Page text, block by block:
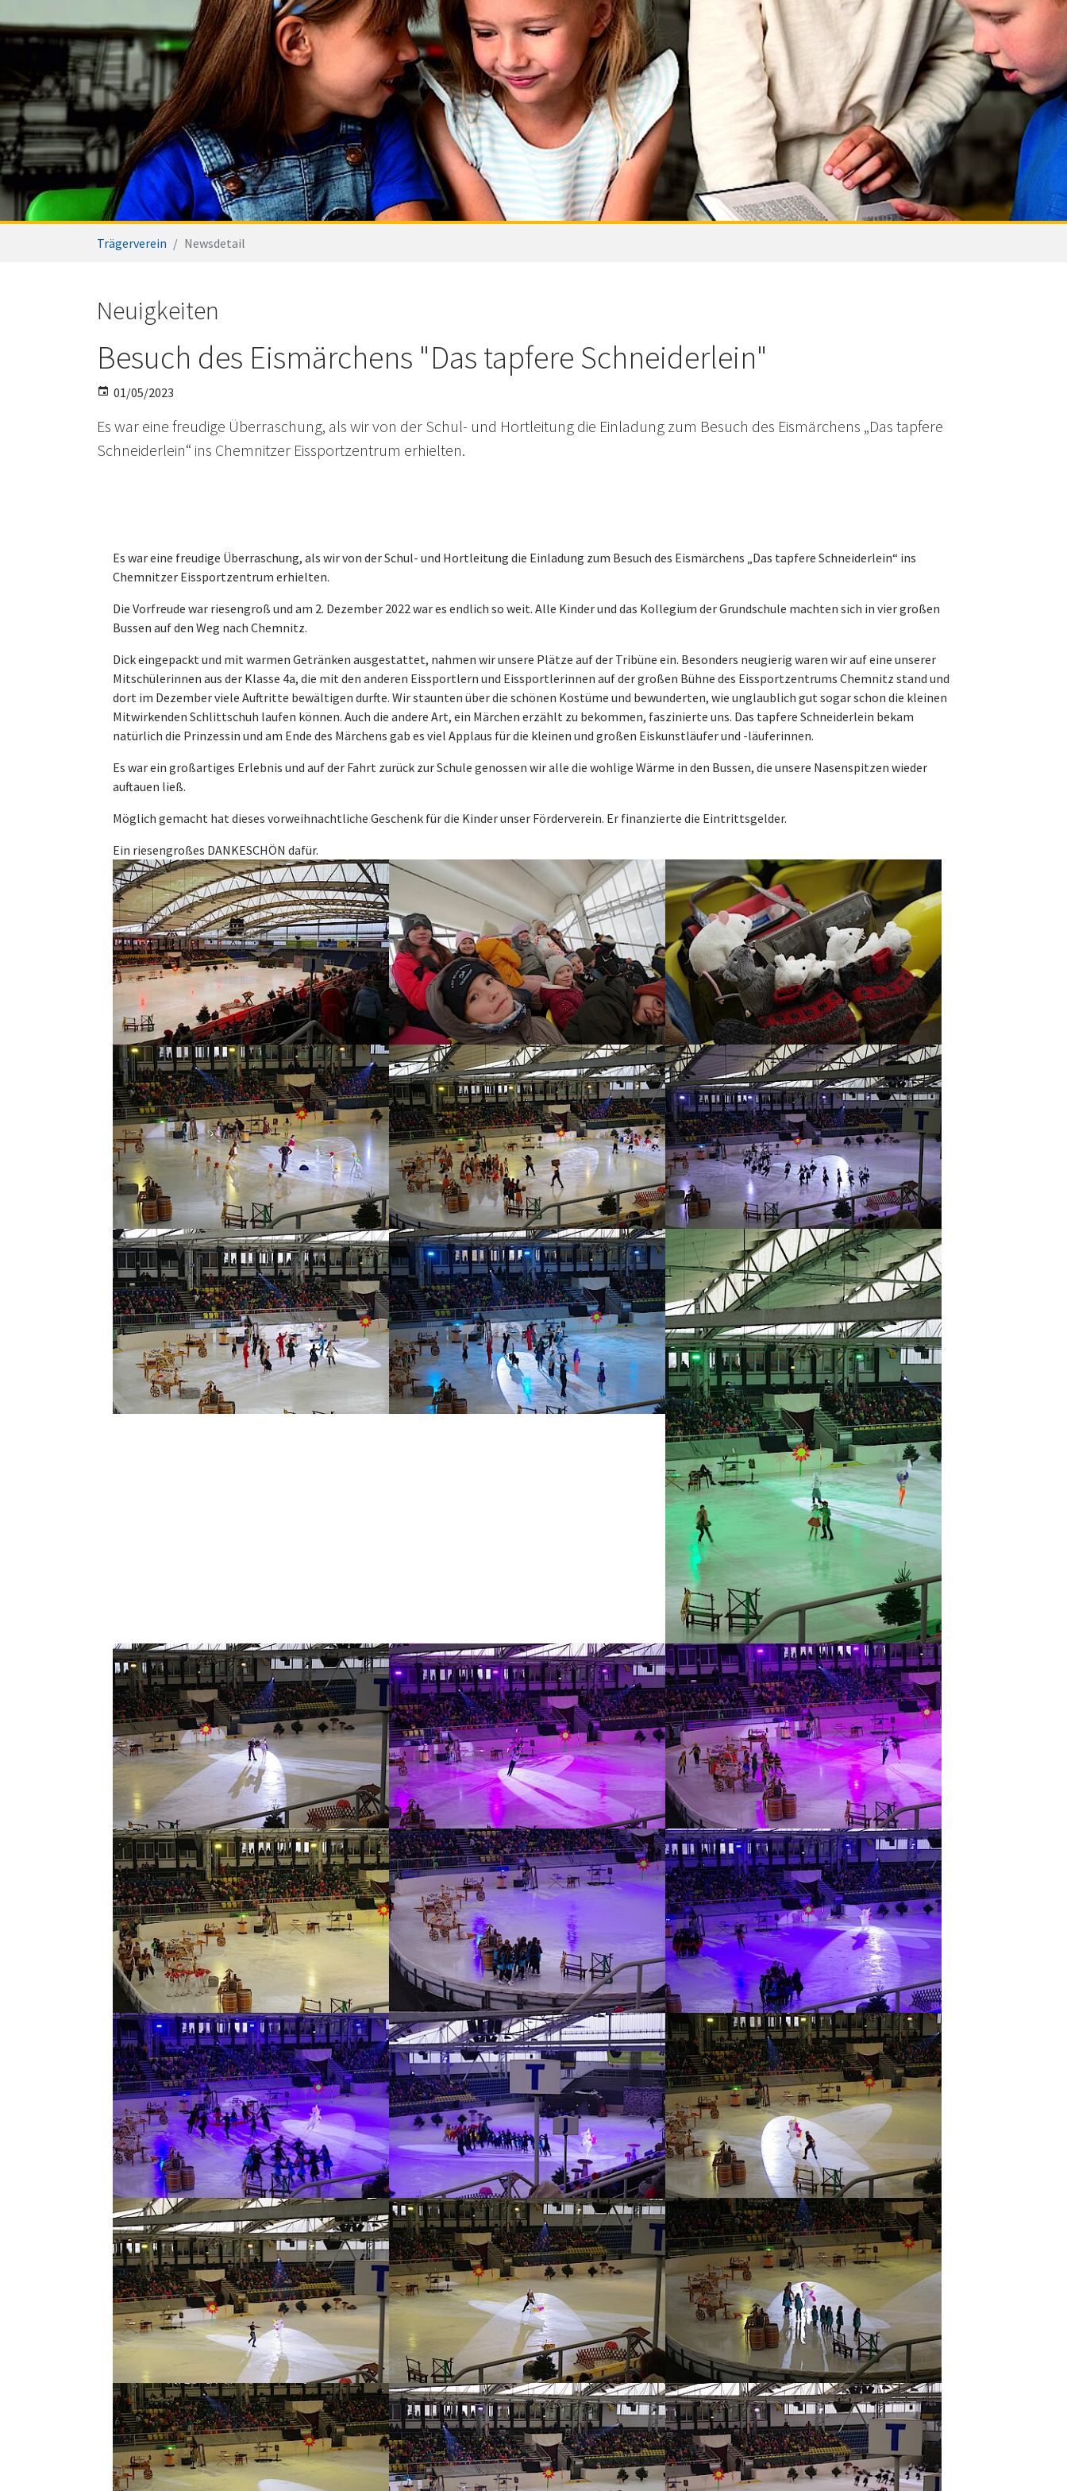
Trägerverein Newsdetail
Neuigkeiten
Besuch des Eismärchens "Das tapfere Schneiderlein"
01/05/2023
Es war eine freudige Überraschung, als wir von der Schul- und Hortleitung die Einladung zum Besuch des Eismärchens „Das tapfere
Schneiderlein“ ins Chemnitzer Eissportzentrum erhielten.
Es war eine freudige Überraschung, als wir von der Schul- und Hortleitung die Einladung zum Besuch des Eismärchens „Das tapfere Schneiderlein“ ins
Chemnitzer Eissportzentrum erhielten.
Die Vorfreude war riesengroß und am 2. Dezember 2022 war es endlich so weit. Alle Kinder und das Kollegium der Grundschule machten sich in vier großen
Bussen auf den Weg nach Chemnitz.
Dick eingepackt und mit warmen Getränken ausgestattet, nahmen wir unsere Plätze auf der Tribüne ein. Besonders neugierig waren wir auf eine unserer
Mitschülerinnen aus der Klasse 4a, die mit den anderen Eissportlern und Eissportlerinnen auf der großen Bühne des Eissportzentrums Chemnitz stand und
dort im Dezember viele Auftritte bewältigen durfte. Wir staunten über die schönen Kostüme und bewunderten, wie unglaublich gut sogar schon die kleinen
Mitwirkenden Schlittschuh laufen können. Auch die andere Art, ein Märchen erzählt zu bekommen, faszinierte uns. Das tapfere Schneiderlein bekam
natürlich die Prinzessin und am Ende des Märchens gab es viel Applaus für die kleinen und großen Eiskunstläufer und -läuferinnen.
Es war ein großartiges Erlebnis und auf der Fahrt zurück zur Schule genossen wir alle die wohlige Wärme in den Bussen, die unsere Nasenspitzen wieder
auftauen ließ.
Möglich gemacht hat dieses vorweihnachtliche Geschenk für die Kinder unser Förderverein. Er finanzierte die Eintrittsgelder.
Ein riesengroßes DANKESCHÖN dafür.